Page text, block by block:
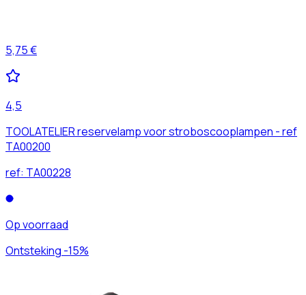
5,75 €
4,5
TOOLATELIER reservelamp voor stroboscooplampen - ref
TA00200
ref: TA00228
Op voorraad
Ontsteking -15%